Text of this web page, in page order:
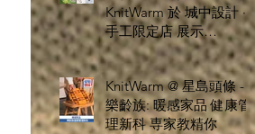
KnitWarm 於 城中設計 ·
手工限定店 展示
Stoolationship - 椅緣共
暖 創新設計
KnitWarm @ 星島頭條 -
樂齡族: 暖感家品 健康管
理新科 専家教精你